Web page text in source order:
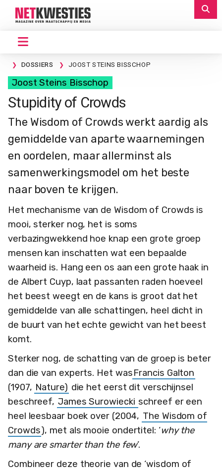
DOSSIERS JOOST STEINS BISSCHOP
Joost Steins Bisschop
Stupidity of Crowds
The Wisdom of Crowds werkt aardig als
gemiddelde van aparte waarnemingen
en oordelen, maar allerminst als
samenwerkingsmodel om het beste
naar boven te krijgen.
Het mechanisme van de Wisdom of Crowds is
mooi, sterker nog, het is soms
verbazingwekkend hoe knap een grote groep
mensen kan inschatten wat een bepaalde
waarheid is. Hang een os aan een grote haak in
de Albert Cuyp, laat passanten raden hoeveel
het beest weegt en de kans is groot dat het
gemiddelde van alle schattingen, heel dicht in
de buurt van het echte gewicht van het beest
komt.
Sterker nog, de schatting van de groep is beter
dan die van experts. Het wasFrancis Galton
(1907, Nature) die het eerst dit verschijnsel
beschreef, James Surowiecki schreef er een
heel leesbaar boek over (2004, The Wisdom of
Crowds), met als mooie ondertitel: ‘why the
many are smarter than the few’.
Combineer deze theorie van de ‘wisdom of